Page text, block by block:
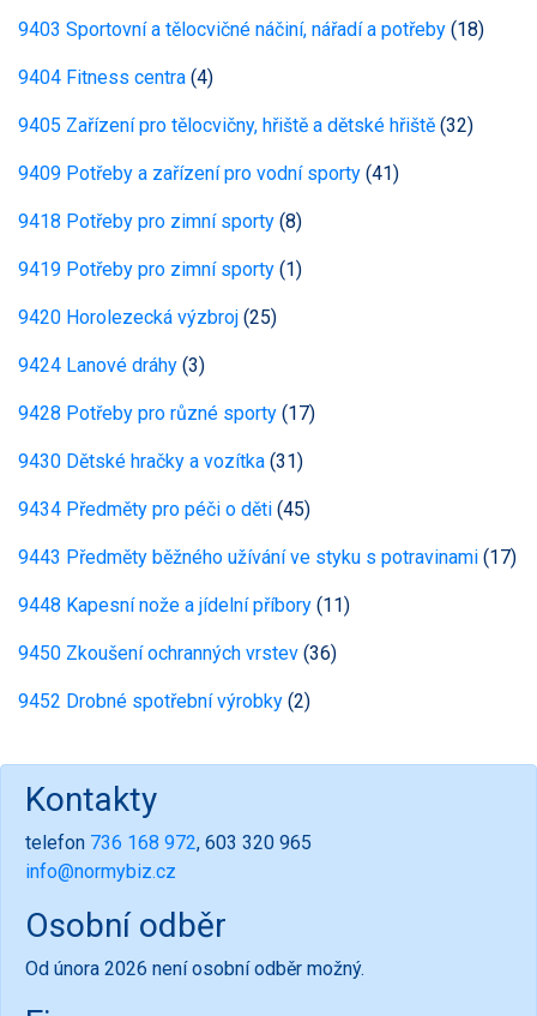
9403 Sportovní a tělocvičné náčiní, nářadí a potřeby (18)
9404 Fitness centra (4)
9405 Zařízení pro tělocvičny, hřiště a dětské hřiště (32)
9409 Potřeby a zařízení pro vodní sporty (41)
9418 Potřeby pro zimní sporty (8)
9419 Potřeby pro zimní sporty (1)
9420 Horolezecká výzbroj (25)
9424 Lanové dráhy (3)
9428 Potřeby pro různé sporty (17)
9430 Dětské hračky a vozítka (31)
9434 Předměty pro péči o děti (45)
9443 Předměty běžného užívání ve styku s potravinami (17)
9448 Kapesní nože a jídelní příbory (11)
9450 Zkoušení ochranných vrstev (36)
9452 Drobné spotřební výrobky (2)
Kontakty
telefon 736 168 972, 603 320 965
info@normybiz.cz
Osobní odběr
Od února 2026 není osobní odběr možný.